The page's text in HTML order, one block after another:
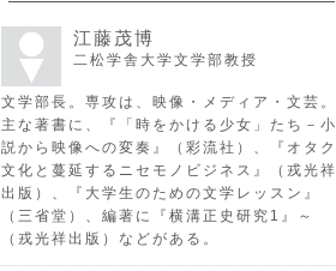
江藤茂博
二松学舎大学文学部教授
文学部長。専攻は、映像・メディア・文芸。
主な著書に、『「時をかける少女」たち－小
説から映像への変奏』（彩流社）、『オタク
文化と蔓延するニセモノビジネス』（戎光祥
出版）、『大学生のための文学レッスン』
（三省堂）、編著に『横溝正史研究1』～
（戎光祥出版）などがある。